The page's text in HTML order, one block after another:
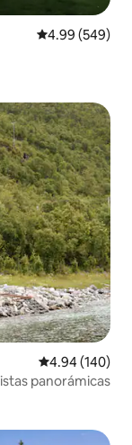
Calificación
4.99 (549)
Calificación
4.94 (140)
panorámicas